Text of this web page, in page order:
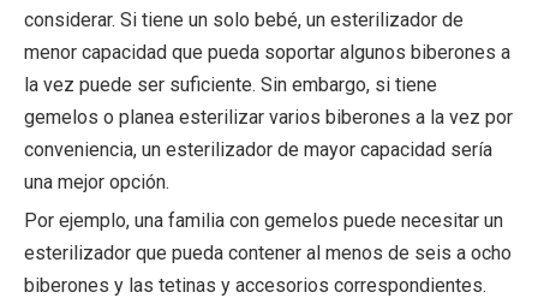
considerar. Si tiene un solo bebé, un esterilizador de
menor capacidad que pueda soportar algunos biberones a
la vez puede ser suficiente. Sin embargo, si tiene
gemelos o planea esterilizar varios biberones a la vez por
conveniencia, un esterilizador de mayor capacidad sería
una mejor opción.
Por ejemplo, una familia con gemelos puede necesitar un
esterilizador que pueda contener al menos de seis a ocho
biberones y las tetinas y accesorios correspondientes.